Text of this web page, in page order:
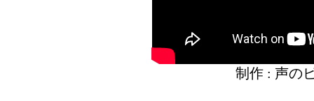
制作 : 声の